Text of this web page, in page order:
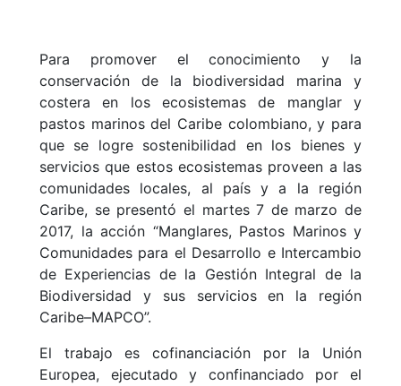
Para promover el conocimiento y la
conservación de la biodiversidad marina y
costera en los ecosistemas de manglar y
pastos marinos del Caribe colombiano, y para
que se logre sostenibilidad en los bienes y
servicios que estos ecosistemas proveen a las
comunidades locales, al país y a la región
Caribe, se presentó el martes 7 de marzo de
2017, la acción “Manglares, Pastos Marinos y
Comunidades para el Desarrollo e Intercambio
de Experiencias de la Gestión Integral de la
Biodiversidad y sus servicios en la región
Caribe–MAPCO”.
El trabajo es cofinanciación por la Unión
Europea, ejecutado y confinanciado por el